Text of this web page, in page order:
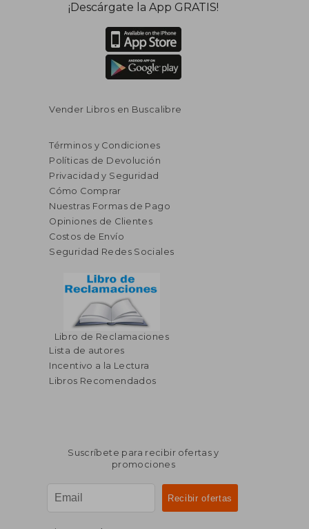
¡Descárgate la App GRATIS!
Vender Libros en Buscalibre
Términos y Condiciones
Políticas de Devolución
Privacidad y Seguridad
Cómo Comprar
Nuestras Formas de Pago
Opiniones de Clientes
Costos de Envío
Seguridad Redes Sociales
Libro de Reclamaciones
Lista de autores
Incentivo a la Lectura
Libros Recomendados
Suscríbete para recibir ofertas y
promociones